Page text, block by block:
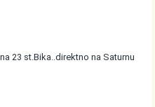
23 st.Bika..direktno na Saturnu